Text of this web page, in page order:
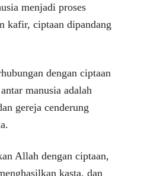
menjadi proses
kafir, ciptaan dipandang
dengan ciptaan
manusia adalah
gereja cenderung
Allah dengan ciptaan,
kasta, dan